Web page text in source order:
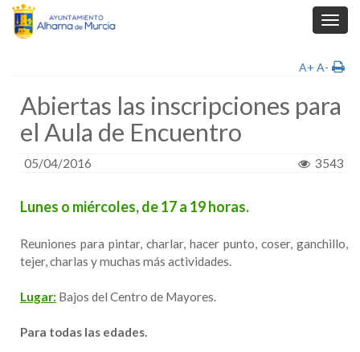
A+ A-
Abiertas las inscripciones para
el Aula de Encuentro
05/04/2016 3543
Lunes o miércoles, de 17 a 19 horas.
Reuniones para pintar, charlar, hacer punto, coser, ganchillo,
tejer, charlas y muchas más actividades.
Lugar: Bajos del Centro de Mayores.
Para todas las edades.